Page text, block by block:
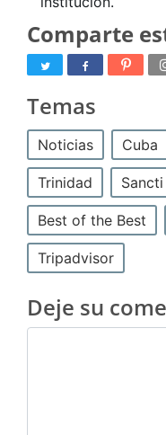
Comparte
Temas
Noticias Cuba
Trinidad
Best of the Best
Tripadvisor
Deje su